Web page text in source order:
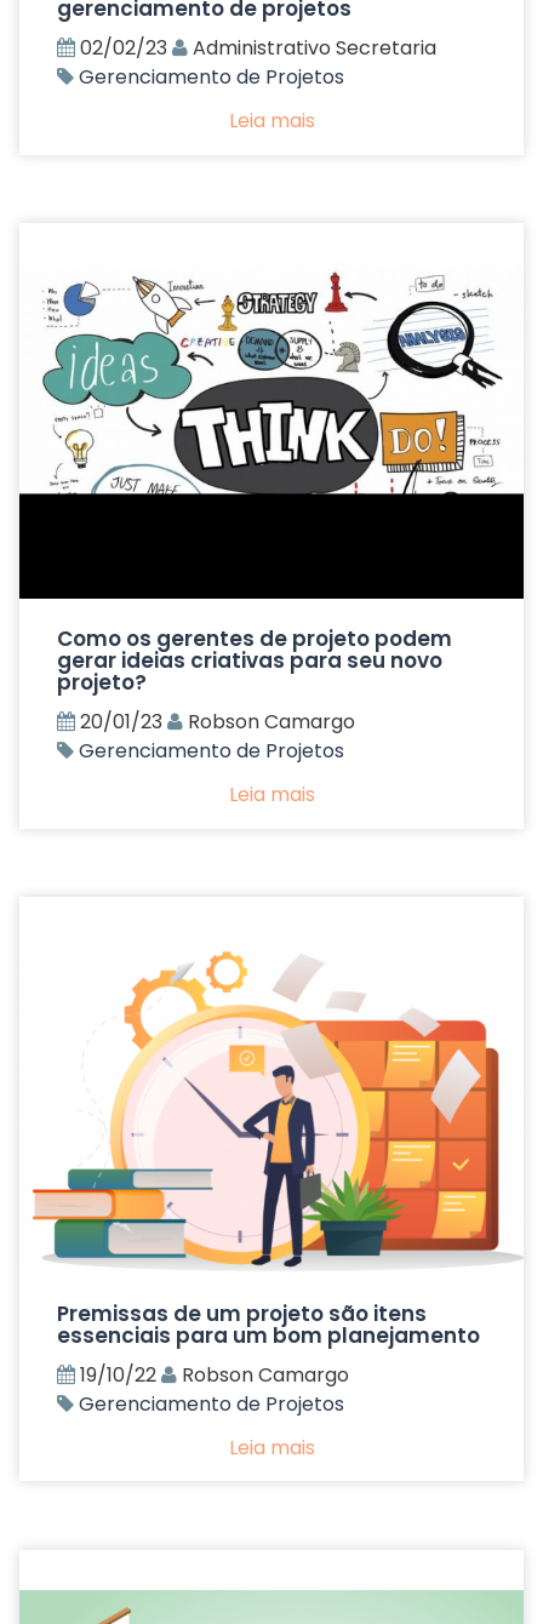
gerenciamento de projetos
02/02/23
Administrativo Secretaria
Gerenciamento de Projetos
Leia mais
Como os gerentes de projeto podem
gerar ideias criativas para seu novo
projeto?
20/01/23
Robson Camargo
Gerenciamento de Projetos
Leia mais
Premissas de um projeto são itens
essenciais para um bom planejamento
19/10/22
Robson Camargo
Gerenciamento de Projetos
Leia mais